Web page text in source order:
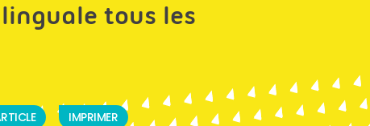
tous les
IMPRIMER